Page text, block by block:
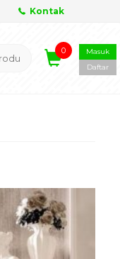
Kontak
0
Masuk
Daftar